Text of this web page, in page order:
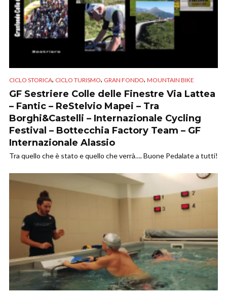
CICLO STORICA, CICLO TURISMO, GRAN FONDO, MOUNTAIN BIKE
GF Sestriere Colle delle Finestre Via Lattea
– Fantic – ReStelvio Mapei – Tra
Borghi&Castelli – Internazionale Cycling
Festival – Bottecchia Factory Team – GF
Internazionale Alassio
Tra quello che è stato e quello che verrà…. Buone Pedalate a tutti!